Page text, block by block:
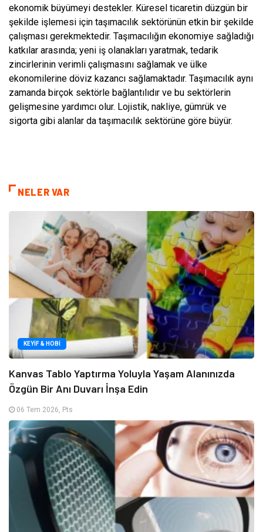
ekonomik büyümeyi destekler. Küresel ticaretin düzgün bir
şekilde işlemesi için taşımacılık sektörünün etkin bir şekilde
çalışması gerekmektedir. Taşımacılığın ekonomiye sağladığı
katkılar arasında; yeni iş olanakları yaratmak, tedarik
zincirlerinin verimli çalışmasını sağlamak ve ülke
ekonomilerine döviz kazancı sağlamaktadır. Taşımacılık aynı
zamanda birçok sektörle bağlantılıdır ve bu sektörlerin
gelişmesine yardımcı olur. Lojistik, nakliye, gümrük ve
sigorta gibi alanlar da taşımacılık sektörüne göre büyür.
NELER VAR
KEYIF & HOBI
Kanvas Tablo Yaptırma Yoluyla Yaşam Alanınızda
Özgün Bir Anı Duvarı İnşa Edin
06 Tem 2026, Pts